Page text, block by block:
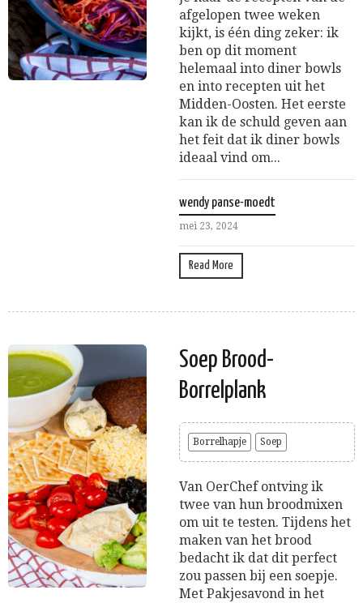
afgelopen twee weken
kijkt, is één ding zeker: ik
ben op dit moment
helemaal into diner bowls
en into recepten uit het
Midden-Oosten. Het eerste
kan ik de schuld geven aan
het feit dat ik diner bowls
ideaal vind om...
wendy panse-moedt
mei 23, 2024
Read More
Soep Brood-
Borrelplank
Borrelhapje Soep
Van OerChef ontving ik
twee van hun broodmixen
om uit te testen. Tijdens het
maken van het brood
bedacht ik dat dit perfect
zou passen bij een soepje.
Met Pakjesavond in het